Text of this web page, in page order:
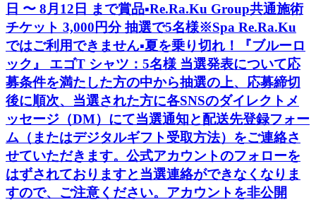
日 〜 8月12日 まで賞品▪️Re.Ra.Ku Group共通施術
チケット 3,000円分 抽選で5名様※Spa Re.Ra.Ku
ではご利用できません▪️夏を乗り切れ！『ブルーロ
ック』 エゴT シャツ：5名様 当選発表について応
募条件を満たした方の中から抽選の上、応募締切
後に順次、当選された方に各SNSのダイレクトメ
ッセージ（DM）にて当選通知と配送先登録フォー
ム（またはデジタルギフト受取方法）をご連絡さ
せていただきます。公式アカウントのフォローを
はずされておりますと当選連絡ができなくなりま
すので、ご注意ください。アカウントを非公開